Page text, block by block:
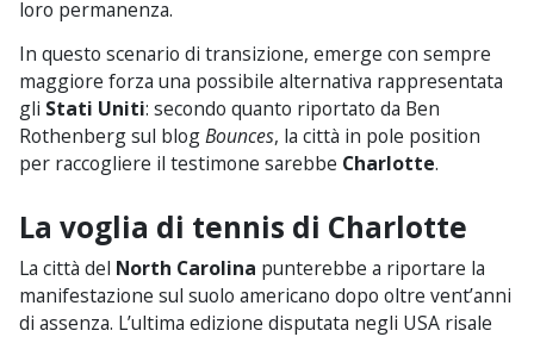
loro permanenza.
In questo scenario di transizione, emerge con sempre
maggiore forza una possibile alternativa rappresentata
gli Stati Uniti: secondo quanto riportato da Ben
Rothenberg sul blogBounces, la città in pole position
per raccogliere il testimone sarebbe Charlotte.
La voglia di tennis di Charlotte
La città del North Carolina punterebbe a riportare la
manifestazione sul suolo americano dopo oltre vent’anni
di assenza. L’ultima edizione disputata negli USA risale